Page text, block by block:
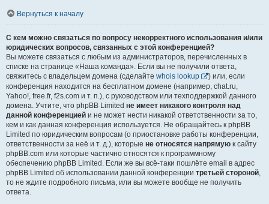
Вернуться к началу
С кем можно связаться по вопросу некорректного использования и/или
юридических вопросов, связанных с этой конференцией?
Вы можете связаться с любым из администраторов, перечисленных в
списке на странице «Наша команда». Если вы не получили ответа,
свяжитесь с владельцем домена (сделайте whois lookup
) или, если
конференция находится на бесплатном домене (например, chat.ru,
Yahoo!, free.fr, f2s.com и т. п.), с руководством или техподдержкой данного
домена. Учтите, что phpBB Limited не имеет никакого контроля над
данной конференцией и не может нести никакой ответственности за то,
кем и как данная конференция используется. Не обращайтесь к phpBB
Limited по юридическим вопросам (о приостановке работы конференции,
ответственности за неё и т. д.), которые не относятся напрямую к сайту
phpBB.com или которые частично относятся к программному
обеспечению phpBB Limited. Если же вы всё-таки пошлёте email в адрес
phpBB Limited об использовании данной конференции третьей стороной,
то не ждите подробного письма, или вы можете вообще не получить
ответа.